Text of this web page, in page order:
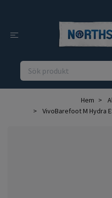
Hem
VivoBarefoot M Hydra